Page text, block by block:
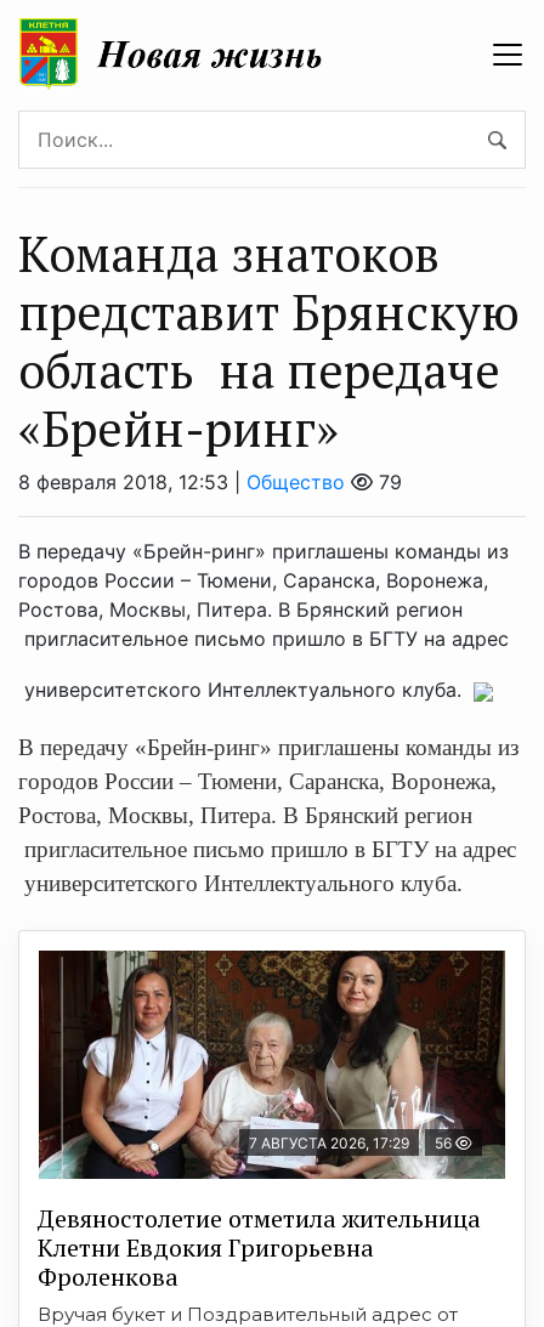
Команда знатоков
представит Брянскую
область на передаче
«Брейн-ринг»
8 февраля 2018, 12:53 | Общество 79
В передачу «Брейн-ринг» приглашены команды из
городов России – Тюмени, Саранска, Воронежа,
Ростова, Москвы, Питера. В Брянский регион
пригласительное письмо пришло в БГТУ на адрес
университетского Интеллектуального клуба.
В передачу «Брейн-ринг» приглашены команды из
городов России – Тюмени, Саранска, Воронежа,
Ростова, Москвы, Питера. В Брянский регион
пригласительное письмо пришло в БГТУ на адрес
университетского Интеллектуального клуба.
7 АВГУСТА 2026, 17:29 56
Девяностолетие отметила жительница
Клетни Евдокия Григорьевна
Фроленкова
Вручая букет и Поздравительный адрес от